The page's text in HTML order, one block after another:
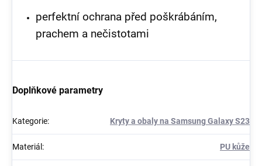
perfektní ochrana před poškrábáním,
prachem a nečistotami
Doplňkové parametry
Kategorie: Kryty a obaly na Samsung Galaxy S23
Materiál : PU kůže